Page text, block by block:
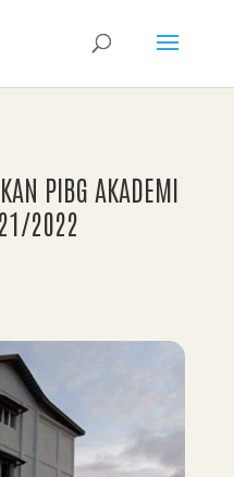
PIBG AKADEMI
2022